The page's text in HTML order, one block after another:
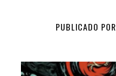
PUBLICADO POR